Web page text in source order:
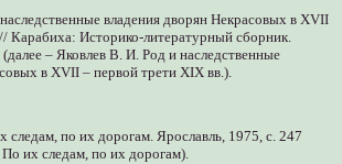
владения дворян Некрасовых в XVII
Карабиха: Историко-литературный сборник.
– Яковлев В. И. Род и наследственные
в XVII – первой трети XIX вв.).
следам, по их дорогам. Ярославль, 1975, с. 247
их следам, по их дорогам).